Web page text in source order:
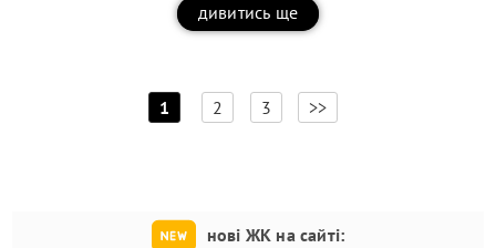
дивитись ще
1
]
2 3 >>
нові ЖК на сайті: